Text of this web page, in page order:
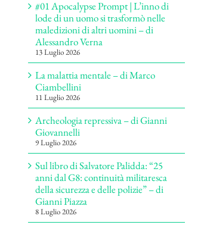
#01 Apocalypse Prompt | L’inno di
lode di un uomo si trasformò nelle
maledizioni di altri uomini – di
Alessandro Verna
13 Luglio 2026
La malattia mentale – di Marco
Ciambellini
11 Luglio 2026
Archeologia repressiva – di Gianni
Giovannelli
9 Luglio 2026
Sul libro di Salvatore Palidda: “25
anni dal G8: continuità militaresca
della sicurezza e delle polizie” – di
Gianni Piazza
8 Luglio 2026